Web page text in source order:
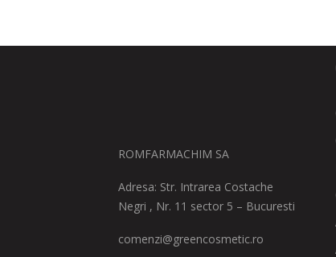
ROMFARMACHIM SA
Adresa: Str. Intrarea Costache
Negri , Nr. 11 sector 5 – Bucuresti
comenzi@greencosmetic.ro